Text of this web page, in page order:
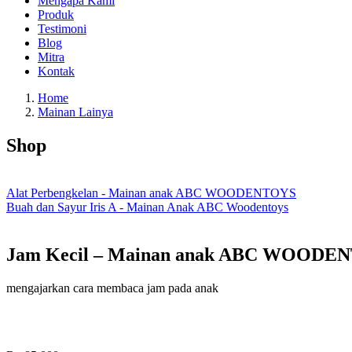
Produk
Testimoni
Blog
Mitra
Kontak
Home
Mainan Lainya
Shop
Alat Perbengkelan - Mainan anak ABC WOODENTOYS
Buah dan Sayur Iris A - Mainan Anak ABC Woodentoys
Jam Kecil – Mainan anak ABC
mengajarkan cara membaca jam pada anak